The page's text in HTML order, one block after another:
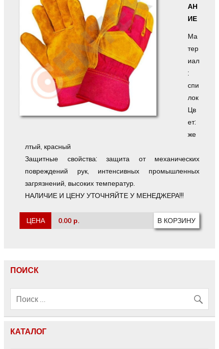
АН
ИЕ
Ма
тер
иал
:
спи
лок
Цв
ет:
же
лтый, красный
Защитные свойства: защита от механических
повреждений рук, интенсивных промышленных
загрязнений, высоких температур.
НАЛИЧИЕ И ЦЕНУ УТОЧНЯЙТЕ У МЕНЕДЖЕРА!!!
ЦЕНА 0.00 р.
ПОИСК
КАТАЛОГ